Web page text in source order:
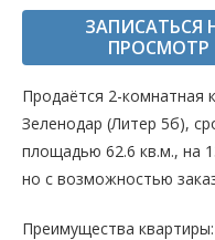
ЗАПИСАТЬСЯ
ПРОСМОТР
Продаётся 2-комнатная
Зеленодар (Литер 5б),
площадью 62.6 кв.м., на
но с возможностью
Преимущества